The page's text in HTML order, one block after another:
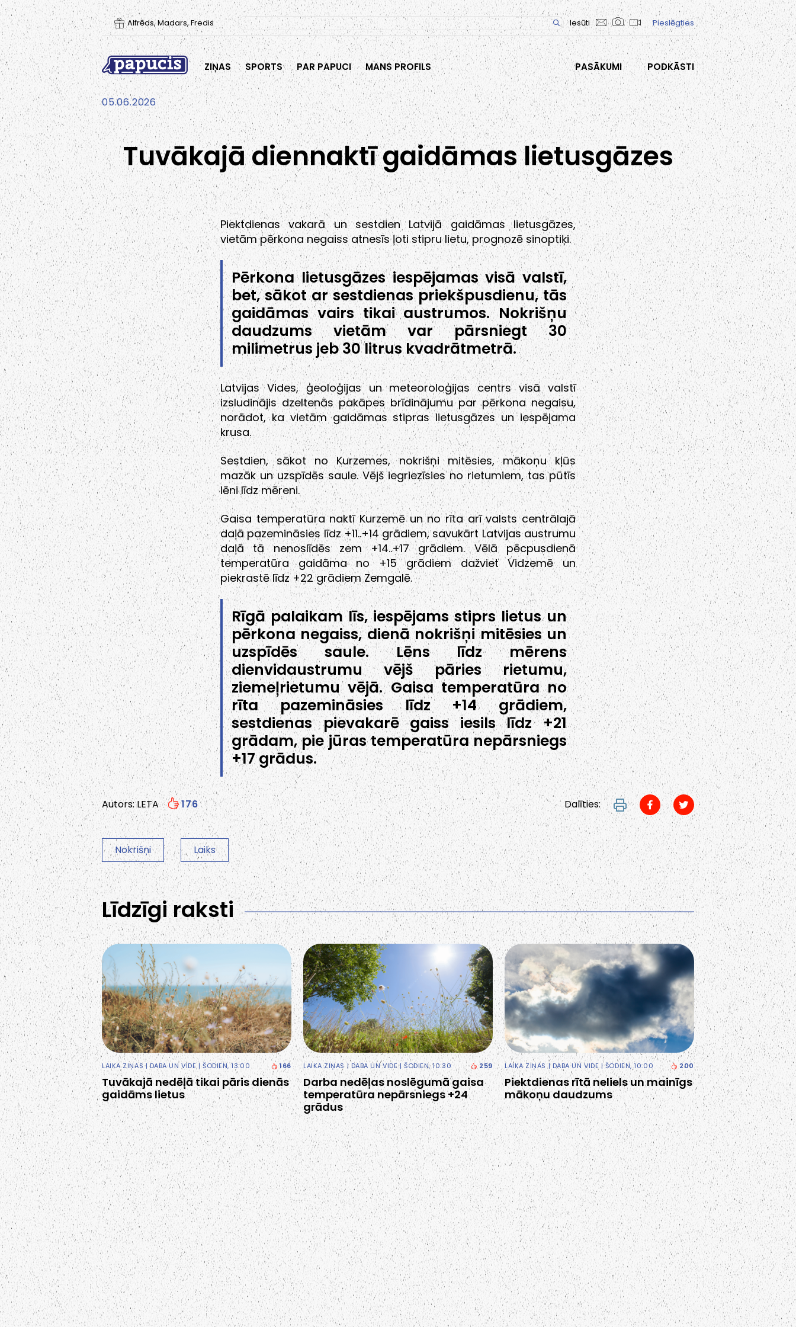
Alfrēds, Madars, Fredis Iesūti Pieslēgties
ZIŅAS SPORTS PAR PAPUCI MANS PROFILS PASĀKUMI PODKĀSTI
05.06.2026
Tuvākajā diennaktī gaidāmas lietusgāzes
Piektdienas vakarā un sestdien Latvijā gaidāmas lietusgāzes,
vietām pērkona negaiss atnesīs ļoti stipru lietu, prognozē sinoptiķi.
Pērkona lietusgāzes iespējamas visā valstī,
bet, sākot ar sestdienas priekšpusdienu, tās
gaidāmas vairs tikai austrumos. Nokrišņu
daudzums vietām var pārsniegt 30
milimetrus jeb 30 litrus kvadrātmetrā.
Latvijas Vides, ģeoloģijas un meteoroloģijas centrs visā valstī
izsludinājis dzeltenās pakāpes brīdinājumu par pērkona negaisu,
norādot, ka vietām gaidāmas stipras lietusgāzes un iespējama
krusa.
Sestdien, sākot no Kurzemes, nokrišņi mitēsies, mākoņu kļūs
mazāk un uzspīdēs saule. Vējš iegriezīsies no rietumiem, tas pūtīs
lēni līdz mēreni.
Gaisa temperatūra naktī Kurzemē un no rīta arī valsts centrālajā
daļā pazemināsies līdz +11..+14 grādiem, savukārt Latvijas austrumu
daļā tā nenoslīdēs zem +14..+17 grādiem. Vēlā pēcpusdienā
temperatūra gaidāma no +15 grādiem dažviet Vidzemē un
piekrastē līdz +22 grādiem Zemgalē.
Rīgā palaikam līs, iespējams stiprs lietus un
pērkona negaiss, dienā nokrišņi mitēsies un
uzspīdēs saule. Lēns līdz mērens
dienvidaustrumu vējš pāries rietumu,
ziemeļrietumu vējā. Gaisa temperatūra no
rīta pazemināsies līdz +14 grādiem,
sestdienas pievakarē gaiss iesils līdz +21
grādam, pie jūras temperatūra nepārsniegs
+17 grādus.
Autors: LETA 176 Dalīties:
Nokrišņi Laiks
Līdzīgi raksti
LAIKA ZIŅAS|DABA UN VIDE| ŠODIEN, 13:00 166
Tuvākajā nedēļā tikai pāris dienās
gaidāms lietus
LAIKA ZIŅAS | DABA UN VIDE| ŠODIEN, 10:30 259
Darba nedēļas noslēgumā gaisa
temperatūra nepārsniegs +24
grādus
LAIKA ZIŅAS | DABA UN VIDE| ŠODIEN, 10:00 200
Piektdienas rītā neliels un mainīgs
mākoņu daudzums